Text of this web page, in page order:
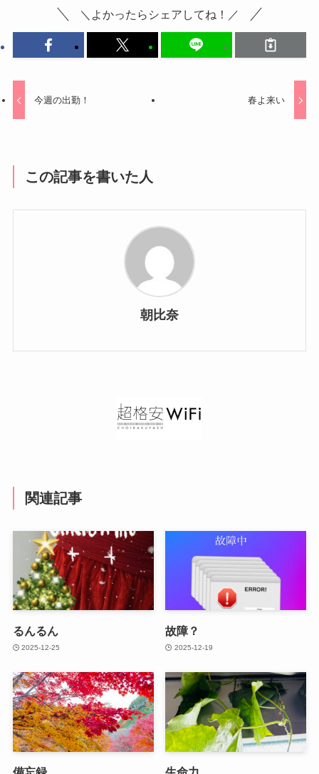
＼よかったらシェアしてね！／
今週の出勤！ 春よ来い
この記事を書いた人
朝比奈
関連記事
るんるん
2025-12-25
故障？
2025-12-19